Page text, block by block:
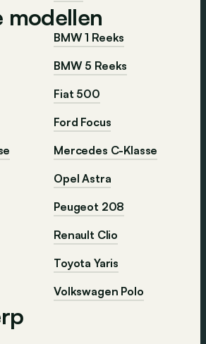
modellen
BMW 1 Reeks
BMW 5 Reeks
Fiat 500
Ford Focus
Mercedes C-Klasse
Opel Astra
Peugeot 208
Renault Clio
Toyota Yaris
Volkswagen Polo